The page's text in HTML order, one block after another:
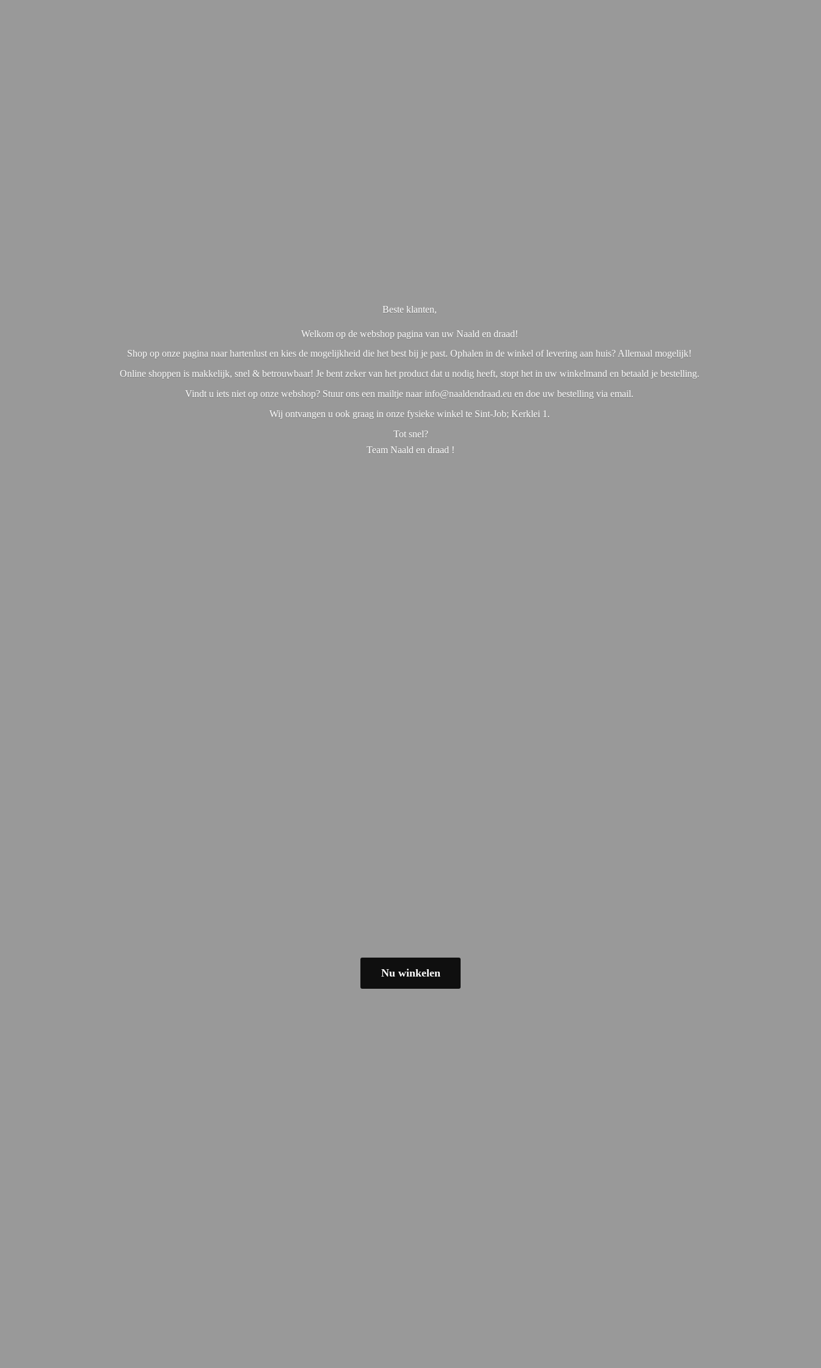
Beste klanten,
Welkom op de webshop pagina van uw Naald en draad!
Shop op onze pagina naar hartenlust en kies de mogelijkheid die het best bij je past. Ophalen in de winkel of levering aan huis? Allemaal mogelijk!
Online shoppen is makkelijk, snel & betrouwbaar! Je bent zeker van het product dat u nodig heeft, stopt het in uw winkelmand en betaald je bestelling.
Vindt u iets niet op onze webshop? Stuur ons een mailtje naar info@naaldendraad.eu en doe uw bestelling via email.
Wij ontvangen u ook graag in onze fysieke winkel te Sint-Job; Kerklei 1.
Tot snel?
Team Naald en draad !
Nu winkelen